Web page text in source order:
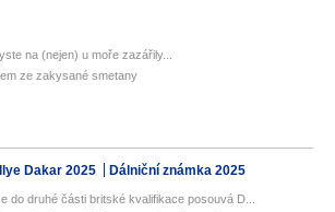
na (nejen) u moře zazářily...
ze zakysané smetany
Dakar 2025 Dálniční známka 2025
do druhé části britské kvalifikace posouvá D...